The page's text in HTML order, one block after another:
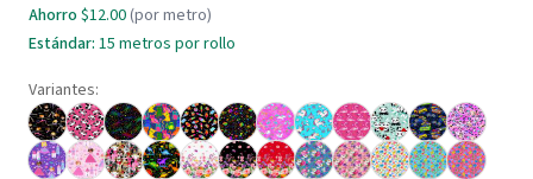
Ahorro $12.00 (por metro)
Estándar: 15 metros por rollo
Variantes: